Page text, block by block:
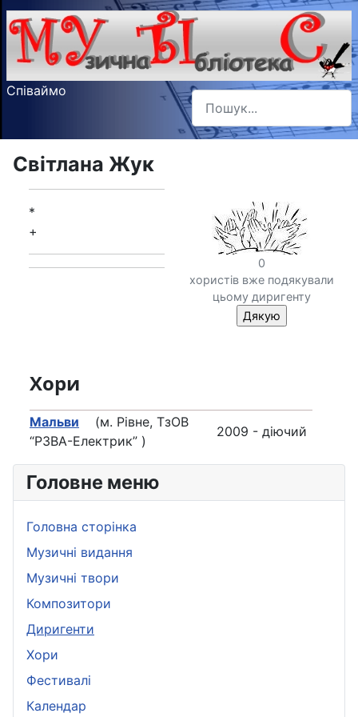
Співаймо Пошук
Type 2 or more characters
Головне меню
Головна сторінка
Музичні видання
Музичні твори
Композитори
Диригенти
Хори
Фестивалі
Календар
Світлана Жук
0
хористів вже подякували
цьому диригенту
*
+
Хори
Мальви (м. Рівне, ТзОВ
“РЗВА-Електрик” )
2009 - діючий